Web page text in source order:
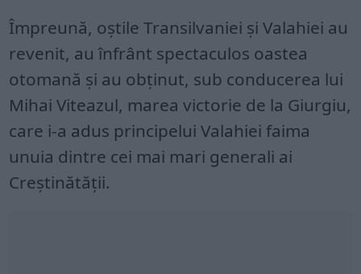
Împreună, oștile Transilvaniei și Valahiei au
revenit, au înfrânt spectaculos oastea
otomană și au obținut, sub conducerea lui
Mihai Viteazul, marea victorie de la Giurgiu,
care i-a adus principelui Valahiei faima
unuia dintre cei mai mari generali ai
Creștinătății.